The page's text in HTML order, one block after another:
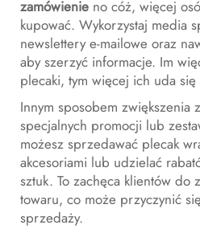
zamówienie no cóż, więcej
kupować. Wykorzystaj media
newslettery e-mailowe oraz
aby szerzyć informacje. Im
plecaki, tym więcej ich uda
Innym sposobem zwiększenia
specjalnych promocji lub
możesz sprzedawać plecak
akcesoriami lub udzielać
sztuk. To zachęca klientów do
towaru, co może przyczynić
sprzedaży.